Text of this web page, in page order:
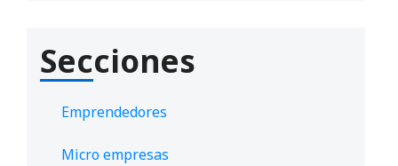
Secciones
Emprendedores
Micro empresas